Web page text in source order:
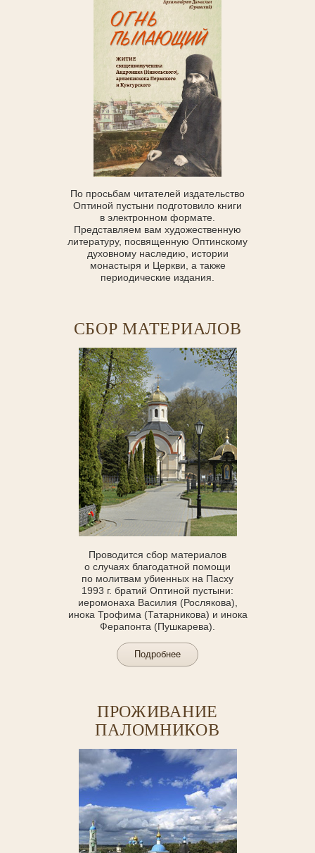
По просьбам читателей издательство
Оптиной пустыни подготовило книги
в электронном формате.
Представляем вам художественную
литературу, посвященную Оптинскому
духовному наследию, истории
монастыря и Церкви, а также
периодические издания.
СБОР МАТЕРИАЛОВ
Проводится сбор материалов
о случаях благодатной помощи
по молитвам убиенных на Пасху
1993 г. братий Оптиной пустыни:
иеромонаха Василия (Рослякова),
инока Трофима (Татарникова) и инока
Ферапонта (Пушкарева).
Подробнее
ПРОЖИВАНИЕ
ПАЛОМНИКОВ